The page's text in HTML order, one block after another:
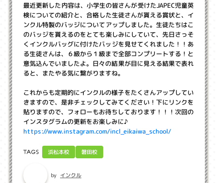
最近更新した内容は、小学生の皆さんが受けたJAPEC児童英
検についての紹介と、合格した生徒さんが貰える賞状と、イ
ンクル特製のバッジについてアップしました。生徒たちはこ
のバッジを貰えるのをとても楽しみにしていて、先日さっそ
くインクルバッグに付けたバッジを見せてくれました！！あ
る生徒さんは、６級から１級まで全部コンプリートする！と
意気込んでいましたよ。日々の結果が目に見える結果で表れ
ると、またやる気に繋がりますね。
これからも定期的にインクルの様子をたくさんアップしてい
きますので、是非チェックしてみてください！下にリンクを
貼りますので、フォローもお待ちしております！！！次回の
インスタグラムの更新をお楽しみに♪
https://www.instagram.com/incl_eikaiwa_school/
TAGS 浜松本校 磐田校
by インクル